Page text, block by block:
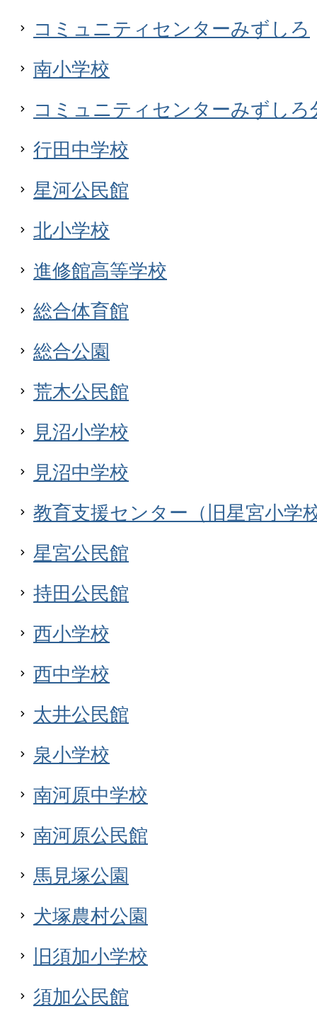
コミュニティセンターみずしろ
南小学校
コミュニティセンターみずしろ
行田中学校
星河公民館
北小学校
進修館高等学校
総合体育館
総合公園
荒木公民館
見沼小学校
見沼中学校
教育支援センター（旧星宮小学
星宮公民館
持田公民館
西小学校
西中学校
太井公民館
泉小学校
南河原中学校
南河原公民館
馬見塚公園
犬塚農村公園
旧須加小学校
須加公民館